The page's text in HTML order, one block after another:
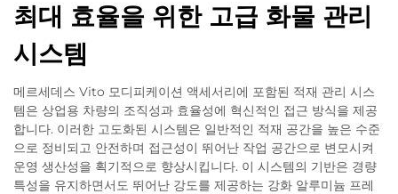
최대 효율을 위한 고급 화물 관리
시스템
메르세데스 Vito 모디피케이션 액세서리에 포함된 적재 관리 시스
템은 상업용 차량의 조직성과 효율성에 혁신적인 접근 방식을 제공
합니다. 이러한 고도화된 시스템은 일반적인 적재 공간을 높은 수준
으로 정비되고 안전하며 접근성이 뛰어난 작업 공간으로 변모시켜
운영 생산성을 획기적으로 향상시킵니다. 이 시스템의 기반은 경량
특성을 유지하면서도 뛰어난 강도를 제공하는 강화 알루미늄 프레